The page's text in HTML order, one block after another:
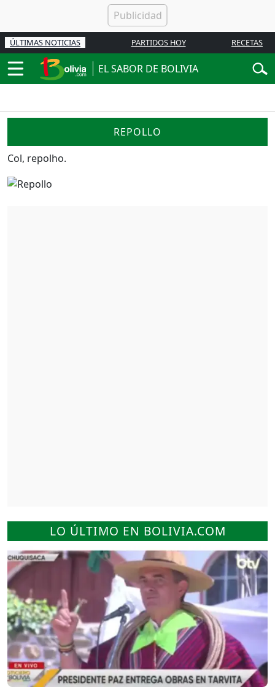
ÚLTIMAS NOTICIAS PARTIDOS HOY RECETAS
EL SABOR DE BOLIVIA
REPOLLO
Col, repolho.
LO ÚLTIMO EN BOLIVIA.COM